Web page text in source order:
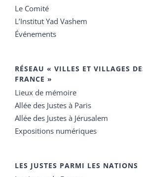
Le Comité
L’Institut Yad Vashem
Événements
RÉSEAU « VILLES ET VILLAGES
FRANCE »
Lieux de mémoire
Allée des Justes à Paris
Allée des Justes à Jérusalem
Expositions numériques
LES JUSTES PARMI LES NATIONS